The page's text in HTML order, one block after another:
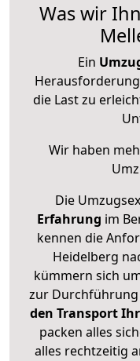
Was wir
Ein
die Last zu
Wir haben
Die
Erfahrung im
kennen die
Heidelberg
kümmern sich
zur Durchführung
den Transport
packen alles
alles rechtzeitig